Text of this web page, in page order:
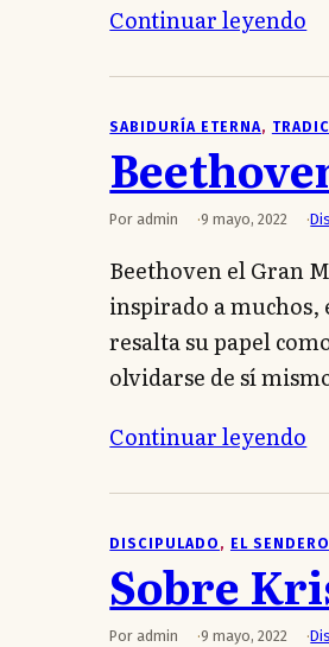
Continuar leyendo
SABIDURÍA ETERNA,
Por admin 9 mayo, 2022
Beethoven el Gran
inspirado a muchos,
resalta su papel
olvidarse de sí
Continuar leyendo
DISCIPULADO , EL SENDERO
Sobre
Por admin 9 mayo, 2022